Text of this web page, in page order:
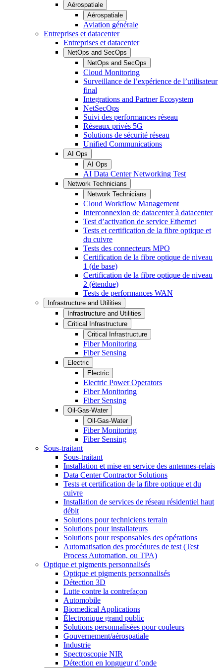
Aérospatiale
Aérospatiale
Aviation générale
Entreprises et datacenter
Entreprises et datacenter
NetOps and SecOps
NetOps and SecOps
Cloud Monitoring
Surveillance de l’expérience de l’utilisateur
final
Integrations and Partner Ecosystem
NetSecOps
Suivi des performances réseau
Réseaux privés 5G
Solutions de sécurité réseau
Unified Communications
AI Ops
AI Ops
AI Data Center Networking Test
Network Technicians
Network Technicians
Cloud Workflow Management
Interconnexion de datacenter à datacenter
Test d’activation de service Ethernet
Tests et certification de la fibre optique et
du cuivre
Tests des connecteurs MPO
Certification de la fibre optique de niveau
1 (de base)
Certification de la fibre optique de niveau
2 (étendue)
Tests de performances WAN
Infrastructure and Utilities
Infrastructure and Utilities
Critical Infrastructure
Critical Infrastructure
Fiber Monitoring
Fiber Sensing
Electric
Electric
Electric Power Operators
Fiber Monitoring
Fiber Sensing
Oil-Gas-Water
Oil-Gas-Water
Fiber Monitoring
Fiber Sensing
Sous-traitant
Sous-traitant
Installation et mise en service des antennes-relais
Data Center Contractor Solutions
Tests et certification de la fibre optique et du
cuivre
Installation de services de réseau résidentiel haut
débit
Solutions pour techniciens terrain
Solutions pour installateurs
Solutions pour responsables des opérations
Automatisation des procédures de test (Test
Process Automation, ou TPA)
Optique et pigments personnalisés
Optique et pigments personnalisés
Détection 3D
Lutte contre la contrefaçon
Automobile
Biomedical Applications
Électronique grand public
Solutions personnalisées pour couleurs
Gouvernement/aérospatiale
Industrie
Spectroscopie NIR
Détection en longueur d’onde